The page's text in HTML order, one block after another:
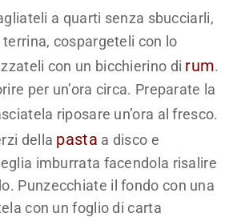
a quarti senza sbucciarli,
cospargeteli con lo
con un bicchierino di rum.
per un’ora circa. Preparate la
riposare un’ora al fresco.
della pasta a disco e
imburrata facendola risalire
Punzecchiate il fondo con una
con un foglio di carta